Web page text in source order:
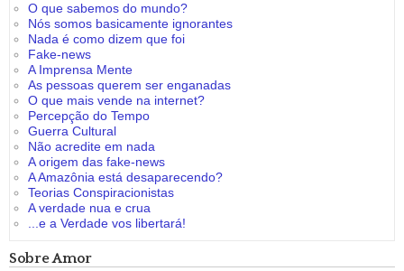
O que sabemos do mundo?
Nós somos basicamente ignorantes
Nada é como dizem que foi
Fake-news
A Imprensa Mente
As pessoas querem ser enganadas
O que mais vende na internet?
Percepção do Tempo
Guerra Cultural
Não acredite em nada
A origem das fake-news
A Amazônia está desaparecendo?
Teorias Conspiracionistas
A verdade nua e crua
...e a Verdade vos libertará!
Sobre Amor